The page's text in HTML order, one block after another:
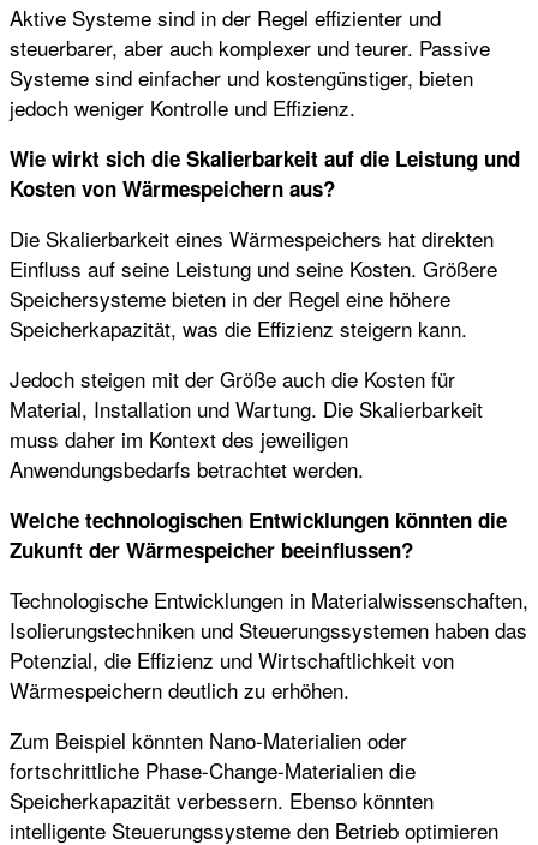
Aktive Systeme sind in der Regel effizienter und
steuerbarer, aber auch komplexer und teurer. Passive
Systeme sind einfacher und kostengünstiger, bieten
jedoch weniger Kontrolle und Effizienz.
Wie wirkt sich die Skalierbarkeit auf die Leistung und
Kosten von Wärmespeichern aus?
Die Skalierbarkeit eines Wärmespeichers hat direkten
Einfluss auf seine Leistung und seine Kosten. Größere
Speichersysteme bieten in der Regel eine höhere
Speicherkapazität, was die Effizienz steigern kann.
Jedoch steigen mit der Größe auch die Kosten für
Material, Installation und Wartung. Die Skalierbarkeit
muss daher im Kontext des jeweiligen
Anwendungsbedarfs betrachtet werden.
Welche technologischen Entwicklungen könnten die
Zukunft der Wärmespeicher beeinflussen?
Technologische Entwicklungen in Materialwissenschaften,
Isolierungstechniken und Steuerungssystemen haben das
Potenzial, die Effizienz und Wirtschaftlichkeit von
Wärmespeichern deutlich zu erhöhen.
Zum Beispiel könnten Nano-Materialien oder
fortschrittliche Phase-Change-Materialien die
Speicherkapazität verbessern. Ebenso könnten
intelligente Steuerungssysteme den Betrieb optimieren